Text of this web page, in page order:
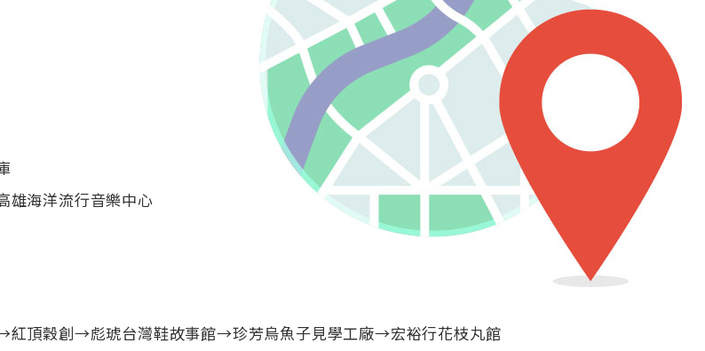
海洋流行音樂中心
頂穀創→彪琥台灣鞋故事館→珍芳烏魚子見學工廠→宏裕行花枝丸館